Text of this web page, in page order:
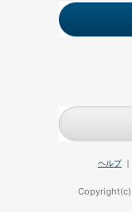
ヘルプ｜